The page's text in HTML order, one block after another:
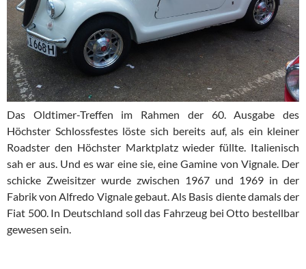
Das Oldtimer-Treffen im Rahmen der 60. Ausgabe des
Höchster Schlossfestes löste sich bereits auf, als ein kleiner
Roadster den Höchster Marktplatz wieder füllte. Italienisch
sah er aus. Und es war eine sie, eine Gamine von Vignale. Der
schicke Zweisitzer wurde zwischen 1967 und 1969 in der
Fabrik von Alfredo Vignale gebaut. Als Basis diente damals der
Fiat 500. In Deutschland soll das Fahrzeug bei Otto bestellbar
gewesen sein.